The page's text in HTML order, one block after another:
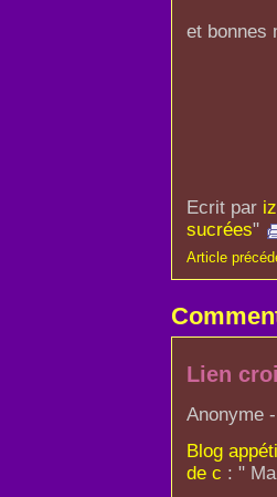
et bonnes
Ecrit par
sucrées"
Article
Lien
Anonyme
Blog
de c : "